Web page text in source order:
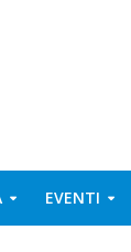
EVENTI